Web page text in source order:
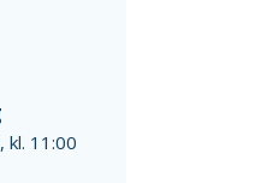
kl. 11:00